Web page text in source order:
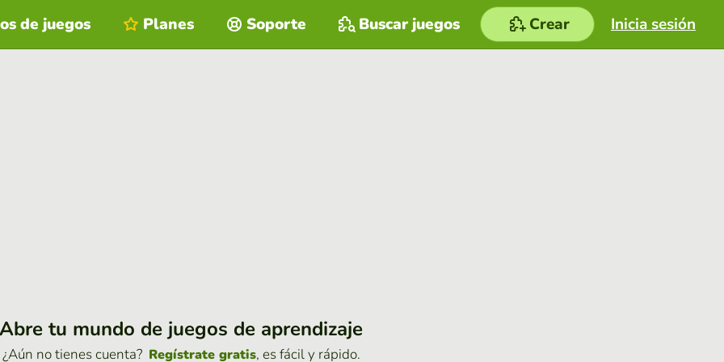
Inicia sesión
de juegos Planes Soporte Buscar juegos Crear
Abre tu mundo de juegos de aprendizaje
¿Aún no tienes cuenta? Regístrate gratis, es fácil y rápido.